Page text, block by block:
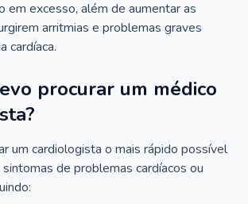
em excesso, além de aumentar as
arritmias e problemas graves
cardíaca.
procurar um médico
um cardiologista o mais rápido possível
de problemas cardíacos ou